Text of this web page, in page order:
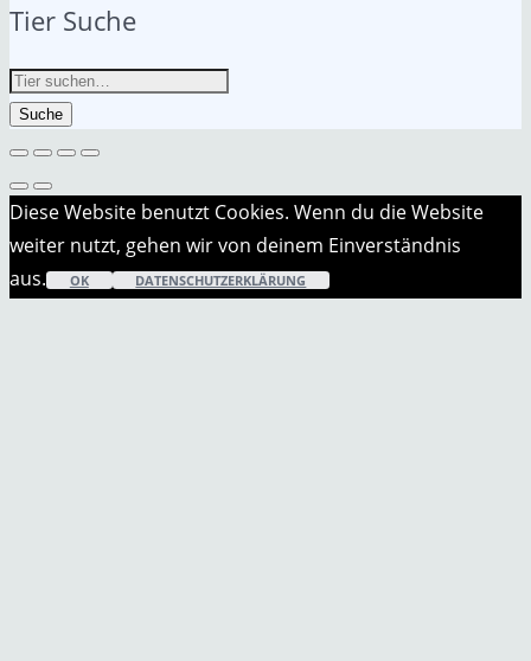
Tier Suche
Suche
nach:
Suche
Diese Website benutzt Cookies. Wenn du die Website
weiter nutzt, gehen wir von deinem Einverständnis
aus.
OK DATENSCHUTZERKLÄRUNG